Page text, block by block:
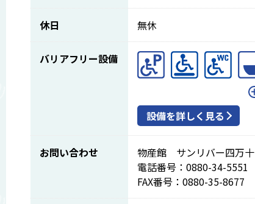
休日 無休
バリアフリー設備
設備を詳しく見る
お問い合わせ
物産館 サンリバー四万十
電話番号：0880-34-5551
FAX番号：0880-35-8677